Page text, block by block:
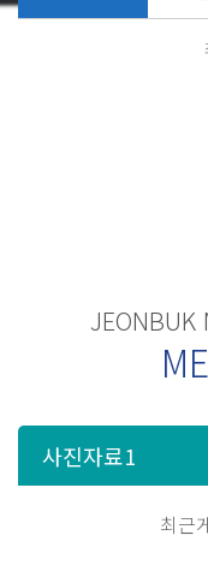
31
제1학
JEONBUK
최근